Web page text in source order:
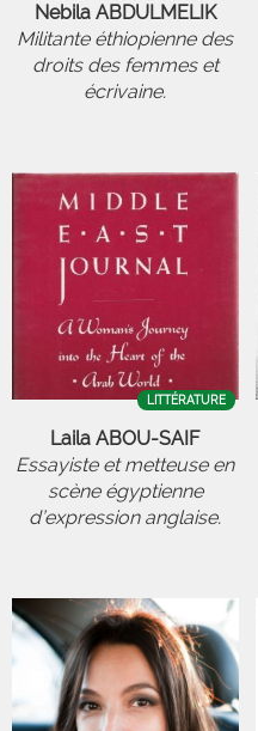
Nebila ABDULMELIK
Militante éthiopienne des
droits des femmes et
écrivaine.
LITTÉRATURE
Laila ABOU-SAIF
Essayiste et metteuse en
scène égyptienne
d’expression anglaise.